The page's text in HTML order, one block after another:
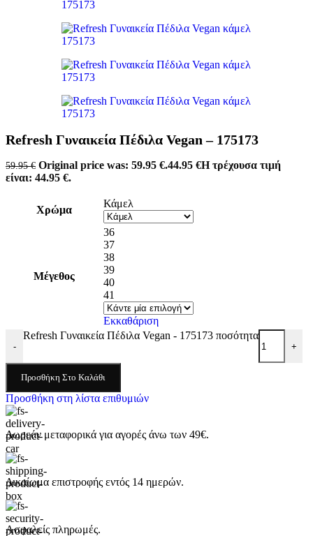
Refresh Γυναικεία Πέδιλα Vegan – 175173
59.95€ Original price was: 59.95 €.44.95 €Η τρέχουσα τιμή
είναι: 44.95 €.
Χρώμα
Κάμελ
Μέγεθος
36
37
38
39
40
41
Εκκαθάριση
-
Refresh Γυναικεία Πέδιλα Vegan - 175173 ποσότητα
+
Προσθήκη Στο Καλάθι
Προσθήκη στη λίστα επιθυμιών
Δωρεάν μεταφορικά για αγορές άνω των 49€.
Δικαίωμα επιστροφής εντός 14 ημερών.
Ασφαλείς πληρωμές.